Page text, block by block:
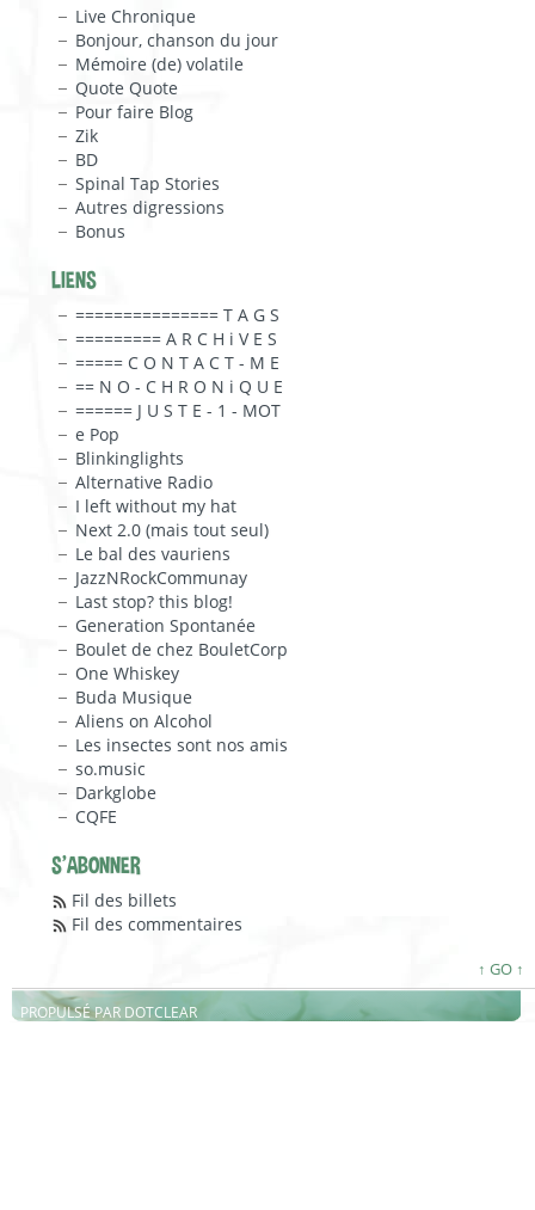
Live Chronique
Bonjour, chanson du jour
Mémoire (de) volatile
Quote Quote
Pour faire Blog
Zik
BD
Spinal Tap Stories
Autres digressions
Bonus
LIENS
=============== T A G S
========= A R C H i V E S
===== C O N T A C T - M E
== N O - C H R O N i Q U E
====== J U S T E - 1 - MOT
e Pop
Blinkinglights
Alternative Radio
I left without my hat
Next 2.0 (mais tout seul)
Le bal des vauriens
JazzNRockCommunay
Last stop? this blog!
Generation Spontanée
Boulet de chez BouletCorp
One Whiskey
Buda Musique
Aliens on Alcohol
Les insectes sont nos amis
so.music
Darkglobe
CQFE
S'ABONNER
Fil des billets
Fil des commentaires
PROPULSÉ PAR DOTCLEAR
↑ GO ↑